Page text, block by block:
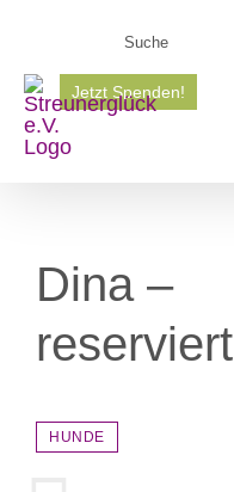
springen
Jetzt Spenden!
Dina –
reserviert
HUNDE